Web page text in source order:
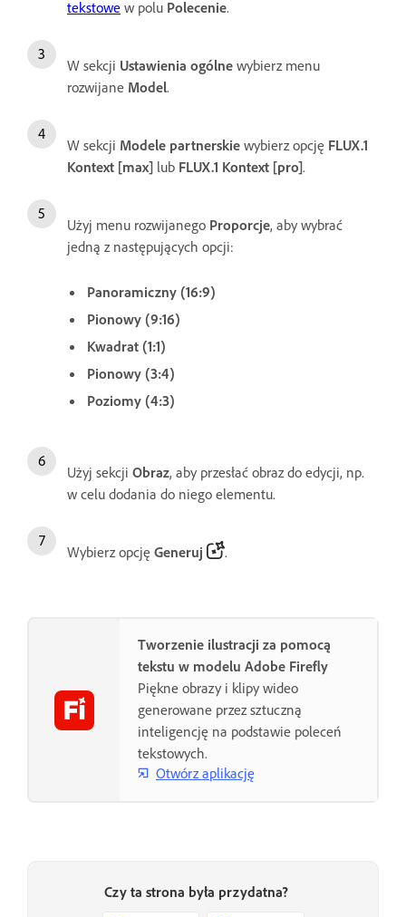
tekstowe w polu Polecenie.
W sekcji Ustawienia ogólne wybierz menu
rozwijane Model.
W sekcji Modele partnerskie wybierz opcję FLUX.1
Kontext [max] lub FLUX.1 Kontext [pro].
Użyj menu rozwijanego Proporcje, aby wybrać
jedną z następujących opcji:
Panoramiczny (16:9)
Pionowy (9:16)
Kwadrat (1:1)
Pionowy (3:4)
Poziomy (4:3)
Użyj sekcji Obraz, aby przesłać obraz do edycji, np.
w celu dodania do niego elementu.
Wybierz opcję Generuj .
Tworzenie ilustracji za pomocą
tekstu w modelu Adobe Firefly
Piękne obrazy i klipy wideo
generowane przez sztuczną
inteligencję na podstawie poleceń
tekstowych.
Otwórz aplikację
Czy ta strona była przydatna?